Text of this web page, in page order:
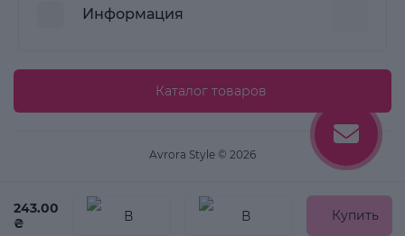
243.00
₴
Купить
Информация
Пользовательское соглашение
Карта сайта
Производители
Каталог товаров
Avrora Style © 2026